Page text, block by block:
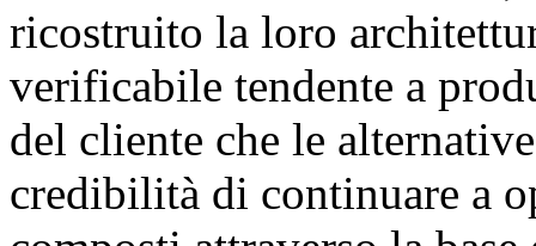
ricostruito la loro
verificabile tendente a
del cliente che le
credibilità di continuare a